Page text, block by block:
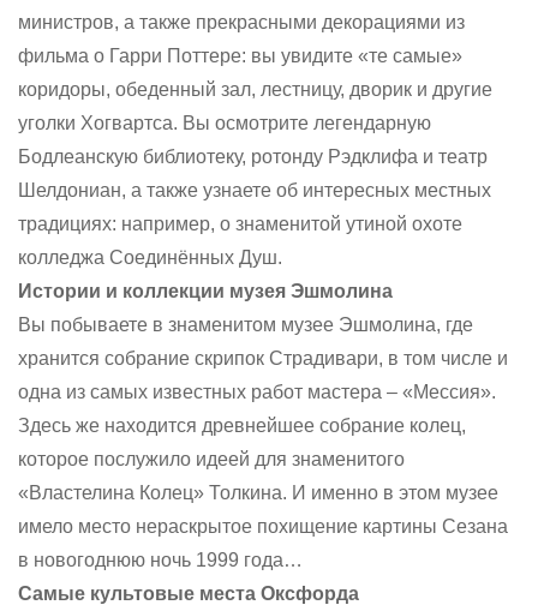
министров, а также прекрасными декорациями из
фильма о Гарри Поттере: вы увидите «те самые»
коридоры, обеденный зал, лестницу, дворик и другие
уголки Хогвартса. Вы осмотрите легендарную
Бодлеанскую библиотеку, ротонду Рэдклифа и театр
Шелдониан, а также узнаете об интересных местных
традициях: например, о знаменитой утиной охоте
колледжа Соединённых Душ.
Истории и коллекции музея Эшмолина
Вы побываете в знаменитом музее Эшмолина, где
хранится собрание скрипок Страдивари, в том числе и
одна из самых известных работ мастера – «Мессия».
Здесь же находится древнейшее собрание колец,
которое послужило идеей для знаменитого
«Властелина Колец» Толкина. И именно в этом музее
имело место нераскрытое похищение картины Сезана
в новогоднюю ночь 1999 года…
Самые культовые места Оксфорда